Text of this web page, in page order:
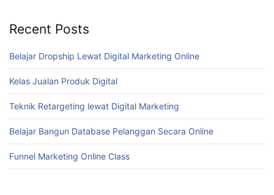
Recent Posts
Belajar Dropship Lewat Digital Marketing Online
Kelas Jualan Produk Digital
Teknik Retargeting lewat Digital Marketing
Belajar Bangun Database Pelanggan Secara Online
Funnel Marketing Online Class